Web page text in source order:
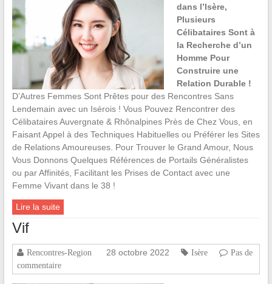
dans l’Isère,
Plusieurs
Célibataires Sont à
la Recherche d’un
Homme Pour
Construire une
Relation Durable !
D’Autres Femmes Sont Prêtes pour des Rencontres Sans
Lendemain avec un Isérois ! Vous Pouvez Rencontrer des
Célibataires Auvergnate & Rhônalpines Près de Chez Vous, en
Faisant Appel à des Techniques Habituelles ou Préférer les Sites
de Relations Amoureuses. Pour Trouver le Grand Amour, Nous
Vous Donnons Quelques Références de Portails Généralistes
ou par Affinités, Facilitant les Prises de Contact avec une
Femme Vivant dans le 38 !
Lire la suite
Vif
Rencontres-Region 28 octobre 2022 Isère
Pas de
commentaire